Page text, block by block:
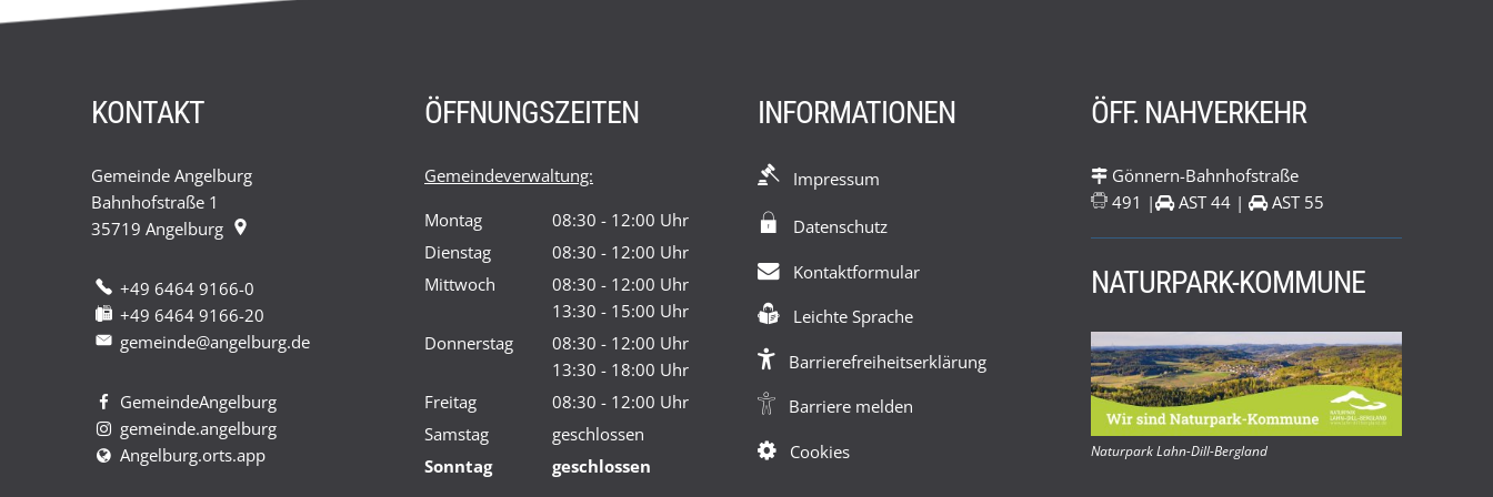
KONTAKT
Gemeinde Angelburg
Bahnhofstraße 1
35719 Angelburg
+49 6464 9166-0
+49 6464 9166-20
gemeinde@angelburg.de
GemeindeAngelburg
gemeinde.angelburg
Angelburg.orts.app
ÖFFNUNGSZEITEN
Gemeindeverwaltung:
Montag
08:30 - 12:00 Uhr
Von 08:30 bis 12:00 Uhr
Dienstag 08:30 - 12:00 Uhr
Von 08:30 bis 12:00 Uhr
Mittwoch 08:30 - 12:00 Uhr
Von 08:30 bis 12:00 Uhr
13:30 - 15:00 Uhr
Von 13:30 bis 15:00 Uhr
Donnerstag 08:30 - 12:00 Uhr
Von 08:30 bis 12:00 Uhr
13:30 - 18:00 Uhr
Von 13:30 bis 18:00 Uhr
Freitag 08:30 - 12:00 Uhr
Von 08:30 bis 12:00 Uhr
Samstag
geschlossen
Sonntag
geschlossen
INFORMATIONEN
Impressum
Datenschutz
Kontaktformular
Leichte Sprache
Barrierefreiheitserklärung
Barriere melden
Cookies
ÖFF. NAHVERKEHR
Gönnern-Bahnhofstraße
491 |
AST 44 | AST 55
NATURPARK-KOMMUNE
Naturpark Lahn-Dill-Bergland